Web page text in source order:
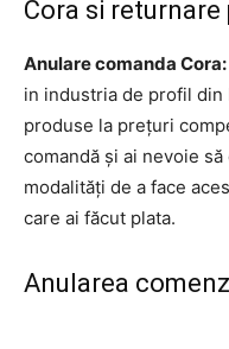
Cora si returnare
Anulare comanda Cora:
in industria de profil din
produse la prețuri
comandă și ai nevoie
modalități de a face
care ai făcut plata.
Anularea